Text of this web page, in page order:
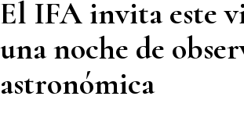
El IFA invita este
una noche de
astronómica